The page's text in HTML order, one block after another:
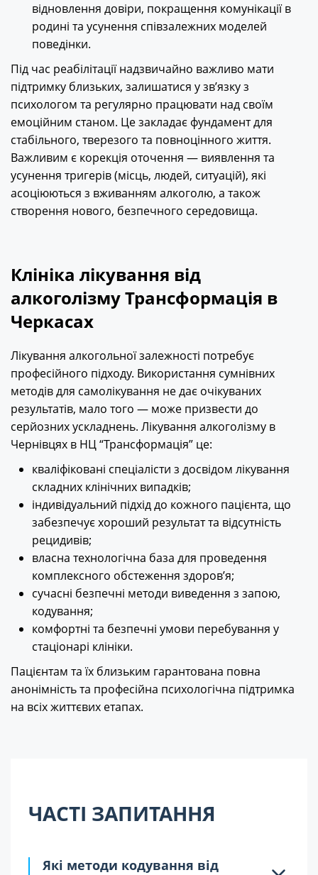
відновлення довіри, покращення комунікації в
родині та усунення співзалежних моделей
поведінки.
Під час реабілітації надзвичайно важливо мати
підтримку близьких, залишатися у зв’язку з
психологом та регулярно працювати над своїм
емоційним станом. Це закладає фундамент для
стабільного, тверезого та повноцінного життя.
Важливим є корекція оточення — виявлення та
усунення тригерів (місць, людей, ситуацій), які
асоціюються з вживанням алкоголю, а також
створення нового, безпечного середовища.
Клініка лікування від
алкоголізму Трансформація в
Черкасах
Лікування алкогольної залежності потребує
професійного підходу. Використання сумнівних
методів для самолікування не дає очікуваних
результатів, мало того — може призвести до
серйозних ускладнень. Лікування алкоголізму в
Чернівцях в НЦ “Трансформація” це:
кваліфіковані спеціалісти з досвідом лікування
складних клінічних випадків;
індивідуальний підхід до кожного пацієнта, що
забезпечує хороший результат та відсутність
рецидивів;
власна технологічна база для проведення
комплексного обстеження здоров’я;
сучасні безпечні методи виведення з запою,
кодування;
комфортні та безпечні умови перебування у
стаціонарі клініки.
Пацієнтам та їх близьким гарантована повна
анонімність та професійна психологічна підтримка
на всіх життєвих етапах.
ЧАСТІ ЗАПИТАННЯ
Які методи кодування від